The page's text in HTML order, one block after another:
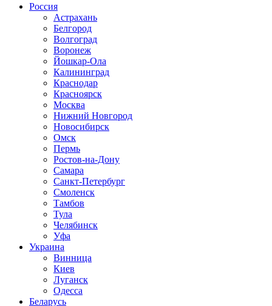
Россия
Астрахань
Белгород
Волгоград
Воронеж
Йошкар-Ола
Калининград
Краснодар
Красноярск
Москва
Нижний Новгород
Новосибирск
Омск
Пермь
Ростов-на-Дону
Самара
Санкт-Петербург
Смоленск
Тамбов
Тула
Челябинск
Уфа
Украина
Винница
Киев
Луганск
Одесса
Беларусь